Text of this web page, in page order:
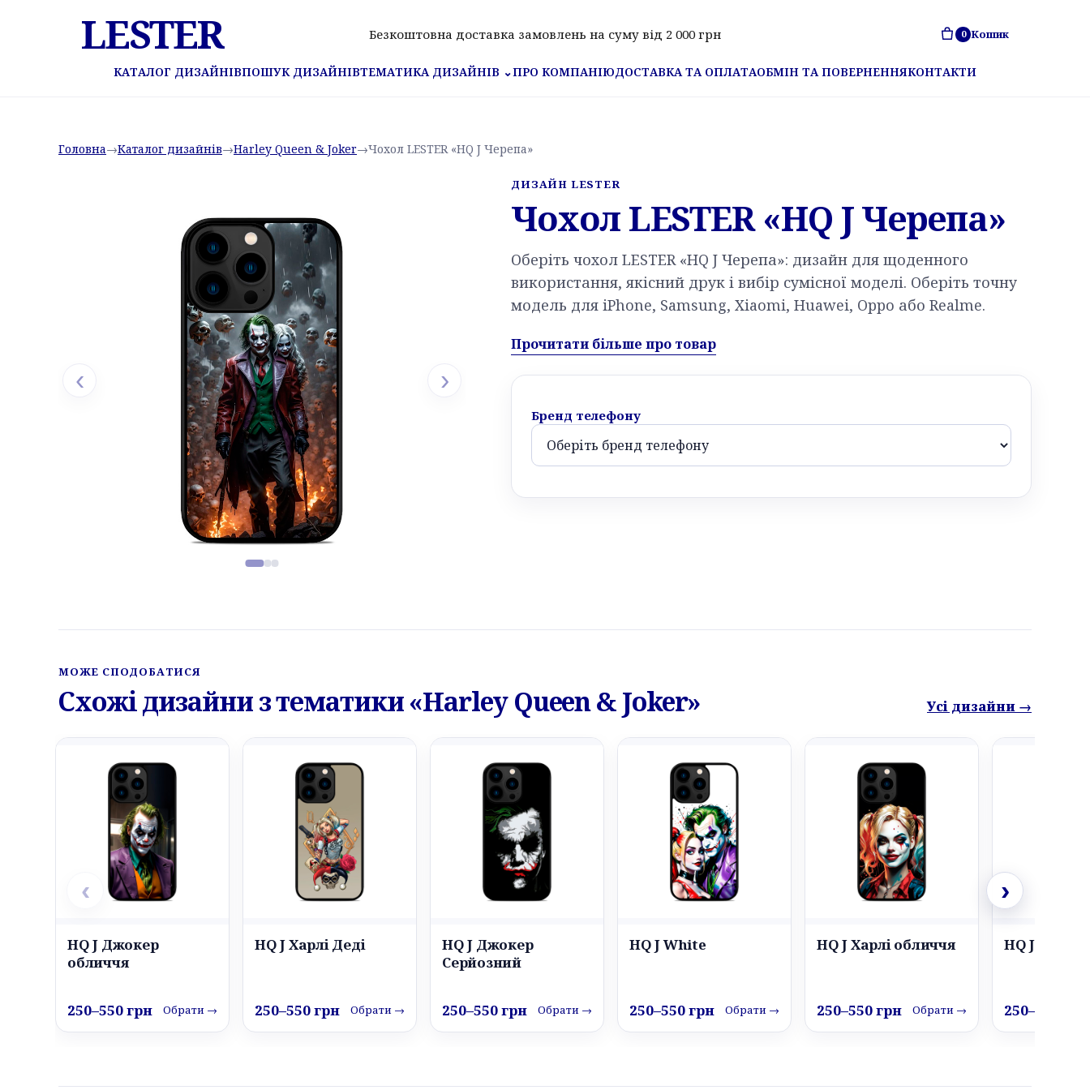
LESTER Безкоштовна доставка замовлень на суму від 2 000 грн 0 Кошик
КАТАЛОГ ДИЗАЙНІВПОШУК ДИЗАЙНІВТЕМАТИКА ДИЗАЙНІВ ⌄ПРО КОМПАНІЮДОСТАВКА ТА ОПЛАТАОБМІН ТА ПОВЕРНЕННЯКОНТАКТИ
Головна→Каталог дизайнів→Harley Queen & Joker→Чохол LESTER «HQ J Черепа»
‹ ›
ДИЗАЙН LESTER
Чохол LESTER «HQ J Черепа»
Оберіть чохол LESTER «HQ J Черепа»: дизайн для щоденного
використання, якісний друк і вибір сумісної моделі. Оберіть точну
модель для iPhone, Samsung, Xiaomi, Huawei, Oppo або Realme.
Прочитати більше про товар
Бренд телефону
МОЖЕ СПОДОБАТИСЯ
Схожі дизайни з тематики «Harley Queen & Joker» Усі дизайни →
‹
HQ J Джокер
обличчя
250–550 грн Обрати →
HQ J Харлі Деді
250–550 грн Обрати →
HQ J Джокер
Серйозний
250–550 грн Обрати →
HQ J White
250–550 грн Обрати →
HQ J Харлі обличчя
250–550 грн Обрати →
HQ J
250–550 грн
›